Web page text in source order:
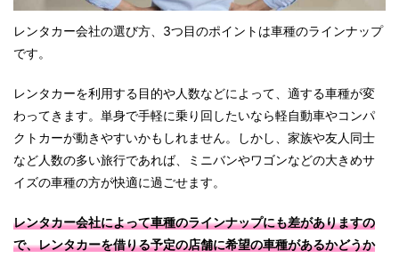
レンタカー会社の選び方、3つ目のポイントは車種のラインナップ
です。
レンタカーを利用する目的や人数などによって、適する車種が変
わってきます。単身で手軽に乗り回したいなら軽自動車やコンパ
クトカーが動きやすいかもしれません。しかし、家族や友人同士
など人数の多い旅行であれば、ミニバンやワゴンなどの大きめサ
イズの車種の方が快適に過ごせます。
レンタカー会社によって車種のラインナップにも差がありますの
で、レンタカーを借りる予定の店舗に希望の車種があるかどうか